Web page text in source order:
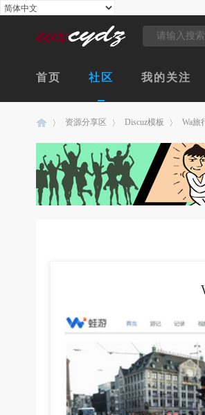
首页 社区 我的关注
›
资源分享区
›
Discuz模板 Wa旅